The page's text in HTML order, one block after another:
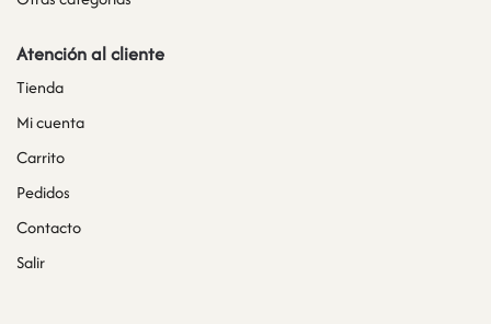
Atención al cliente
Tienda
Mi cuenta
Carrito
Pedidos
Contacto
Salir